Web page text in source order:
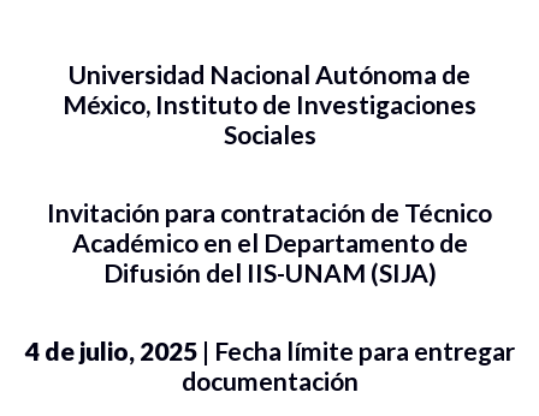
Universidad Nacional Autónoma de
México, Instituto de Investigaciones
Sociales
Invitación para contratación de Técnico
Académico en el Departamento de
Difusión del IIS-UNAM (SIJA)
4 de julio, 2025| Fecha límite para entregar
documentación